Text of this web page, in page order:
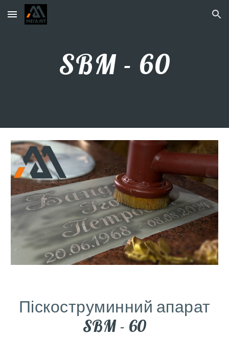
Skip to main content Skip to navigation
SBM - 60
Піскоструминний апарат
SBM - 60